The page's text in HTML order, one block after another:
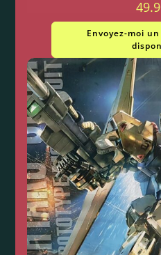
Envoyez-moi